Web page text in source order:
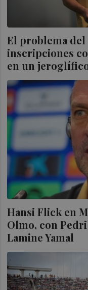
El problema del
inscripciones
en un
Hansi Flick en
Olmo, con
Lamine Yamal